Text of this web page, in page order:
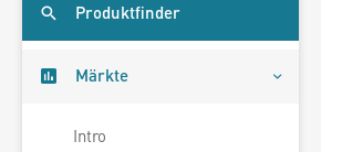
Produktfinder
Märkte
Intro